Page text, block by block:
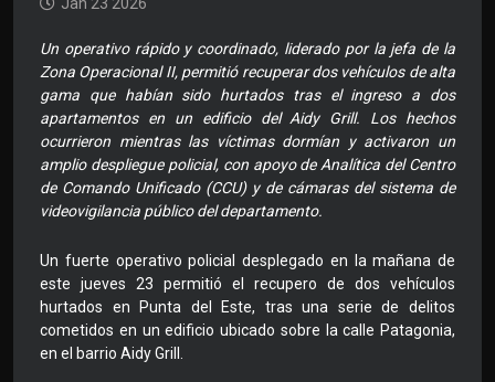
Jan 23 2026
Un operativo rápido y coordinado, liderado por la jefa de la
Zona Operacional II, permitió recuperar dos vehículos de alta
gama que habían sido hurtados tras el ingreso a dos
apartamentos en un edificio del Aidy Grill. Los hechos
ocurrieron mientras las víctimas dormían y activaron un
amplio despliegue policial, con apoyo de Analítica del Centro
de Comando Unificado (CCU) y de cámaras del sistema de
videovigilancia público del departamento.
Un fuerte operativo policial desplegado en la mañana de
este jueves 23 permitió el recupero de dos vehículos
hurtados en Punta del Este, tras una serie de delitos
cometidos en un edificio ubicado sobre la calle Patagonia,
en el barrio Aidy Grill.